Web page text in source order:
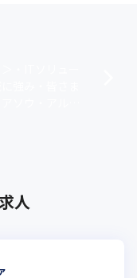
ムな雰囲気に繋がっ
世に出す」に強い思
キルUPにつながる）
人